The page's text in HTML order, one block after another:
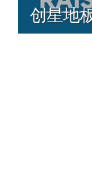
创星地